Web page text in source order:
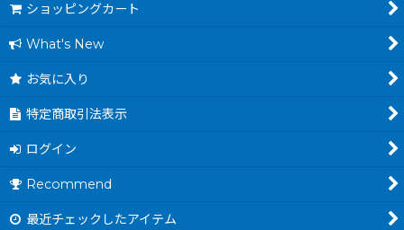
ショッピングカート
What's New
お気に入り
特定商取引法表示
ログイン
Recommend
最近チェックしたアイテム